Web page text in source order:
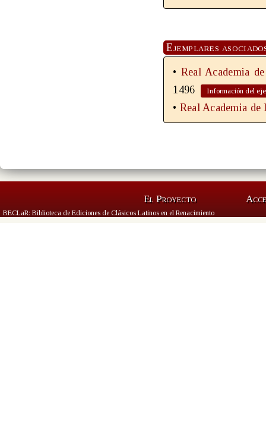
Ejemplares
• Real Academia
1496
• Real Academia de
El Proyecto
BECLaR: Biblioteca de Ediciones de Clásicos Latinos en el Renacimiento